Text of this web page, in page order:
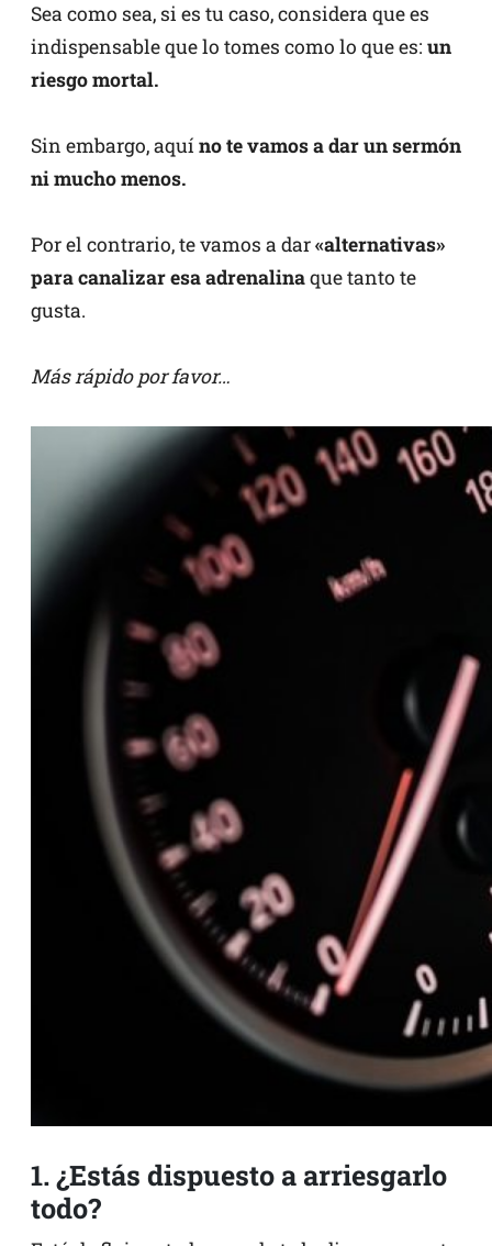
Sea como sea, si es tu caso, considera que es
indispensable que lo tomes como lo que es: un
riesgo mortal.
Sin embargo, aquí no te vamos a dar un sermón
ni mucho menos.
Por el contrario, te vamos a dar«alternativas»
para canalizar esa adrenalinaque tanto te
gusta.
Más rápido por favor…
1. ¿Estás dispuesto a arriesgarlo
todo?